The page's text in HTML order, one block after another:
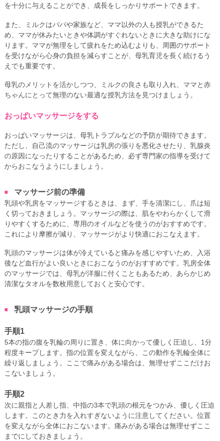
を十分に与えることができ、成長をしっかりサポートできます。
また、ミルクはパパや家族など、ママ以外の人も授乳ができるた
め、ママが休みたいときや体調がすぐれないときに大きな助けにな
ります。ママが無理をして疲れをため込むよりも、周囲のサポート
を受けながら心身の負担を減らすことが、母乳育児を長く続けるう
えでも重要です。
母乳のメリットを活かしつつ、ミルクの良さも取り入れ、ママと赤
ちゃんにとって無理のない最適な授乳方法を見つけましょう。
おっぱいマッサージをする
おっぱいマッサージは、母乳トラブルなどの予防が期待できます。
ただし、自己流のマッサージは乳房の張りを悪化させたり、乳腺炎
の原因になったりすることがあるため、必ず専門家の指導を受けて
からおこなうようにしましょう。
マッサージ前の準備
乳頭や乳房をマッサージするときは、まず、手を清潔にし、爪は短
く切っておきましょう。マッサージの際は、肌をやわらかくして滑
りやすくするために、専用のオイルなどを使うのがおすすめです。
これにより摩擦が減り、マッサージがより快適におこなえます。
乳頭のマッサージは体が冷えていると痛みを感じやすいため、入浴
後など血行がよい良いときにおこなうのがおすすめです。乳房全体
のマッサージでは、母乳が洋服に付くこともあるため、あらかじめ
清潔なタオルを数枚用意しておくと安心です。
乳頭マッサージの手順
手順1
5本の指の腹を乳輪の周りに置き、体に向かって優しく圧迫し、1分
程度キープします。指の位置を変えながら、この動作を乳輪全体に
繰り返しましょう。ここで痛みがある場合は、無理せずここだけお
こないましょう。
手順2
次に親指と人差し指、中指の3本で乳頭の根元をつかみ、優しく圧迫
します。このとき力を入れすぎないように注意してください。位置
を変えながら全体におこないます。痛みがある場合は無理せずここ
までにしておきましょう。